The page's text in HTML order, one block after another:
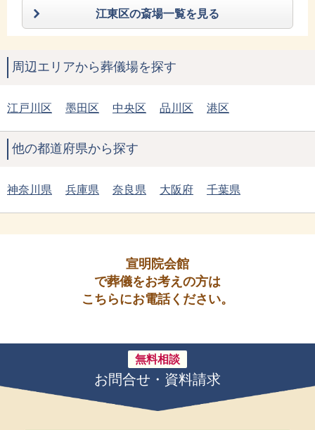
江東区の斎場一覧を見る
周辺エリアから葬儀場を探す
江戸川区 墨田区 中央区 品川区 港区
他の都道府県から探す
神奈川県 兵庫県 奈良県 大阪府 千葉県
宣明院会館
で葬儀をお考えの方は
こちらにお電話ください。
無料相談
お問合せ・資料請求